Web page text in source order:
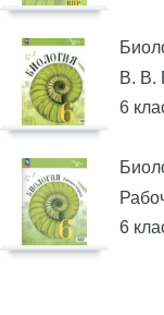
В. В.
6
6